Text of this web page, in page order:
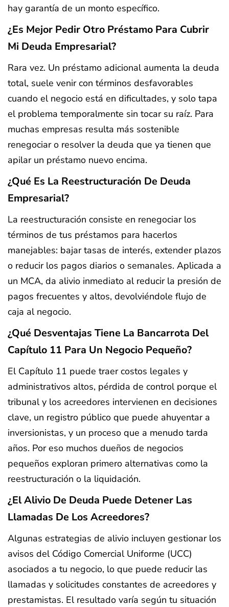
hay garantía de un monto específico.
¿Es Mejor Pedir Otro Préstamo Para Cubrir
Mi Deuda Empresarial?
Rara vez. Un préstamo adicional aumenta la deuda
total, suele venir con términos desfavorables
cuando el negocio está en dificultades, y solo tapa
el problema temporalmente sin tocar su raíz. Para
muchas empresas resulta más sostenible
renegociar o resolver la deuda que ya tienen que
apilar un préstamo nuevo encima.
¿Qué Es La Reestructuración De Deuda
Empresarial?
La reestructuración consiste en renegociar los
términos de tus préstamos para hacerlos
manejables: bajar tasas de interés, extender plazos
o reducir los pagos diarios o semanales. Aplicada a
un MCA, da alivio inmediato al reducir la presión de
pagos frecuentes y altos, devolviéndole flujo de
caja al negocio.
¿Qué Desventajas Tiene La Bancarrota Del
Capítulo 11 Para Un Negocio Pequeño?
El Capítulo 11 puede traer costos legales y
administrativos altos, pérdida de control porque el
tribunal y los acreedores intervienen en decisiones
clave, un registro público que puede ahuyentar a
inversionistas, y un proceso que a menudo tarda
años. Por eso muchos dueños de negocios
pequeños exploran primero alternativas como la
reestructuración o la liquidación.
¿El Alivio De Deuda Puede Detener Las
Llamadas De Los Acreedores?
Algunas estrategias de alivio incluyen gestionar los
avisos del Código Comercial Uniforme (UCC)
asociados a tu negocio, lo que puede reducir las
llamadas y solicitudes constantes de acreedores y
prestamistas. El resultado varía según tu situación